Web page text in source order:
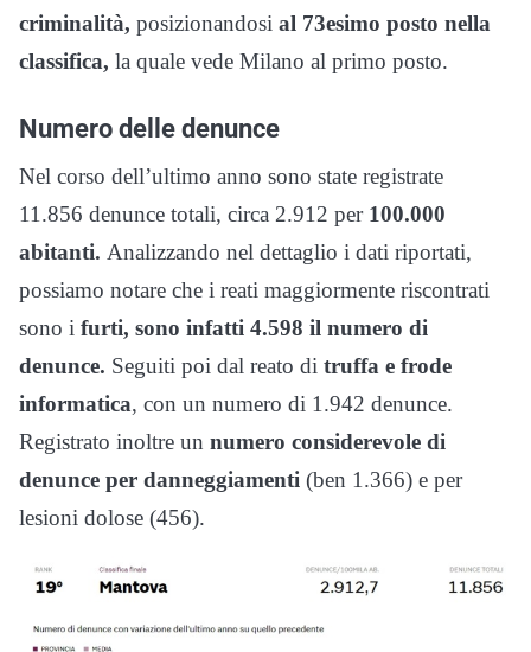
criminalità, posizionandosi al 73esimo posto nella
classifica, la quale vede Milano al primo posto.
Numero delle denunce
Nel corso dell’ultimo anno sono state registrate
11.856 denunce totali, circa 2.912 per 100.000
abitanti. Analizzando nel dettaglio i dati riportati,
possiamo notare che i reati maggiormente riscontrati
sono i furti, sono infatti 4.598 il numero di
denunce. Seguiti poi dal reato di truffa e frode
informatica, con un numero di 1.942 denunce.
Registrato inoltre un numero considerevole di
denunce per danneggiamenti (ben 1.366) e per
lesioni dolose (456).